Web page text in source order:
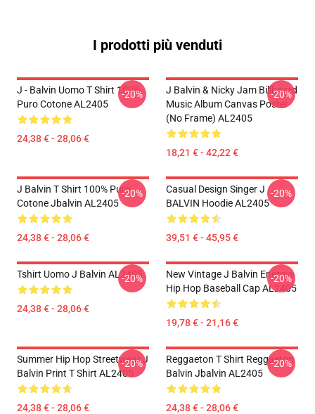
I prodotti più venduti
J - Balvin Uomo T Shirt 100%
Puro Cotone AL2405
24,38 € - 28,06 €
-20%
J Balvin & Nicky Jam Billboard
Music Album Canvas Poster
(No Frame) AL2405
18,21 € - 42,22 €
-20%
J Balvin T Shirt 100% Puro
Cotone Jbalvin AL2405
24,38 € - 28,06 €
-20%
Casual Design Singer J
BALVIN Hoodie AL2405
39,51 € - 45,95 €
-20%
Tshirt Uomo J Balvin AL2405
24,38 € - 28,06 €
-20%
New Vintage J Balvin Energia
Hip Hop Baseball Cap AL2405
19,78 € - 21,16 €
-20%
Summer Hip Hop Streetwear J
Balvin Print T Shirt AL2405
24,38 € - 28,06 €
-20%
Reggaeton T Shirt Reggaeton
Balvin Jbalvin AL2405
24,38 € - 28,06 €
-20%